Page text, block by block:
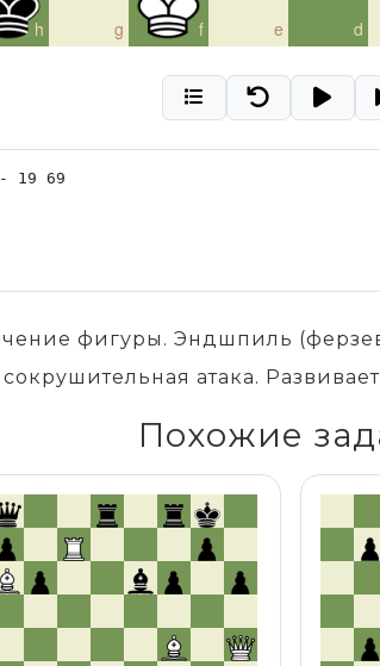
h
g
f e d
фигуры. Эндшпиль
атака.
Похожие